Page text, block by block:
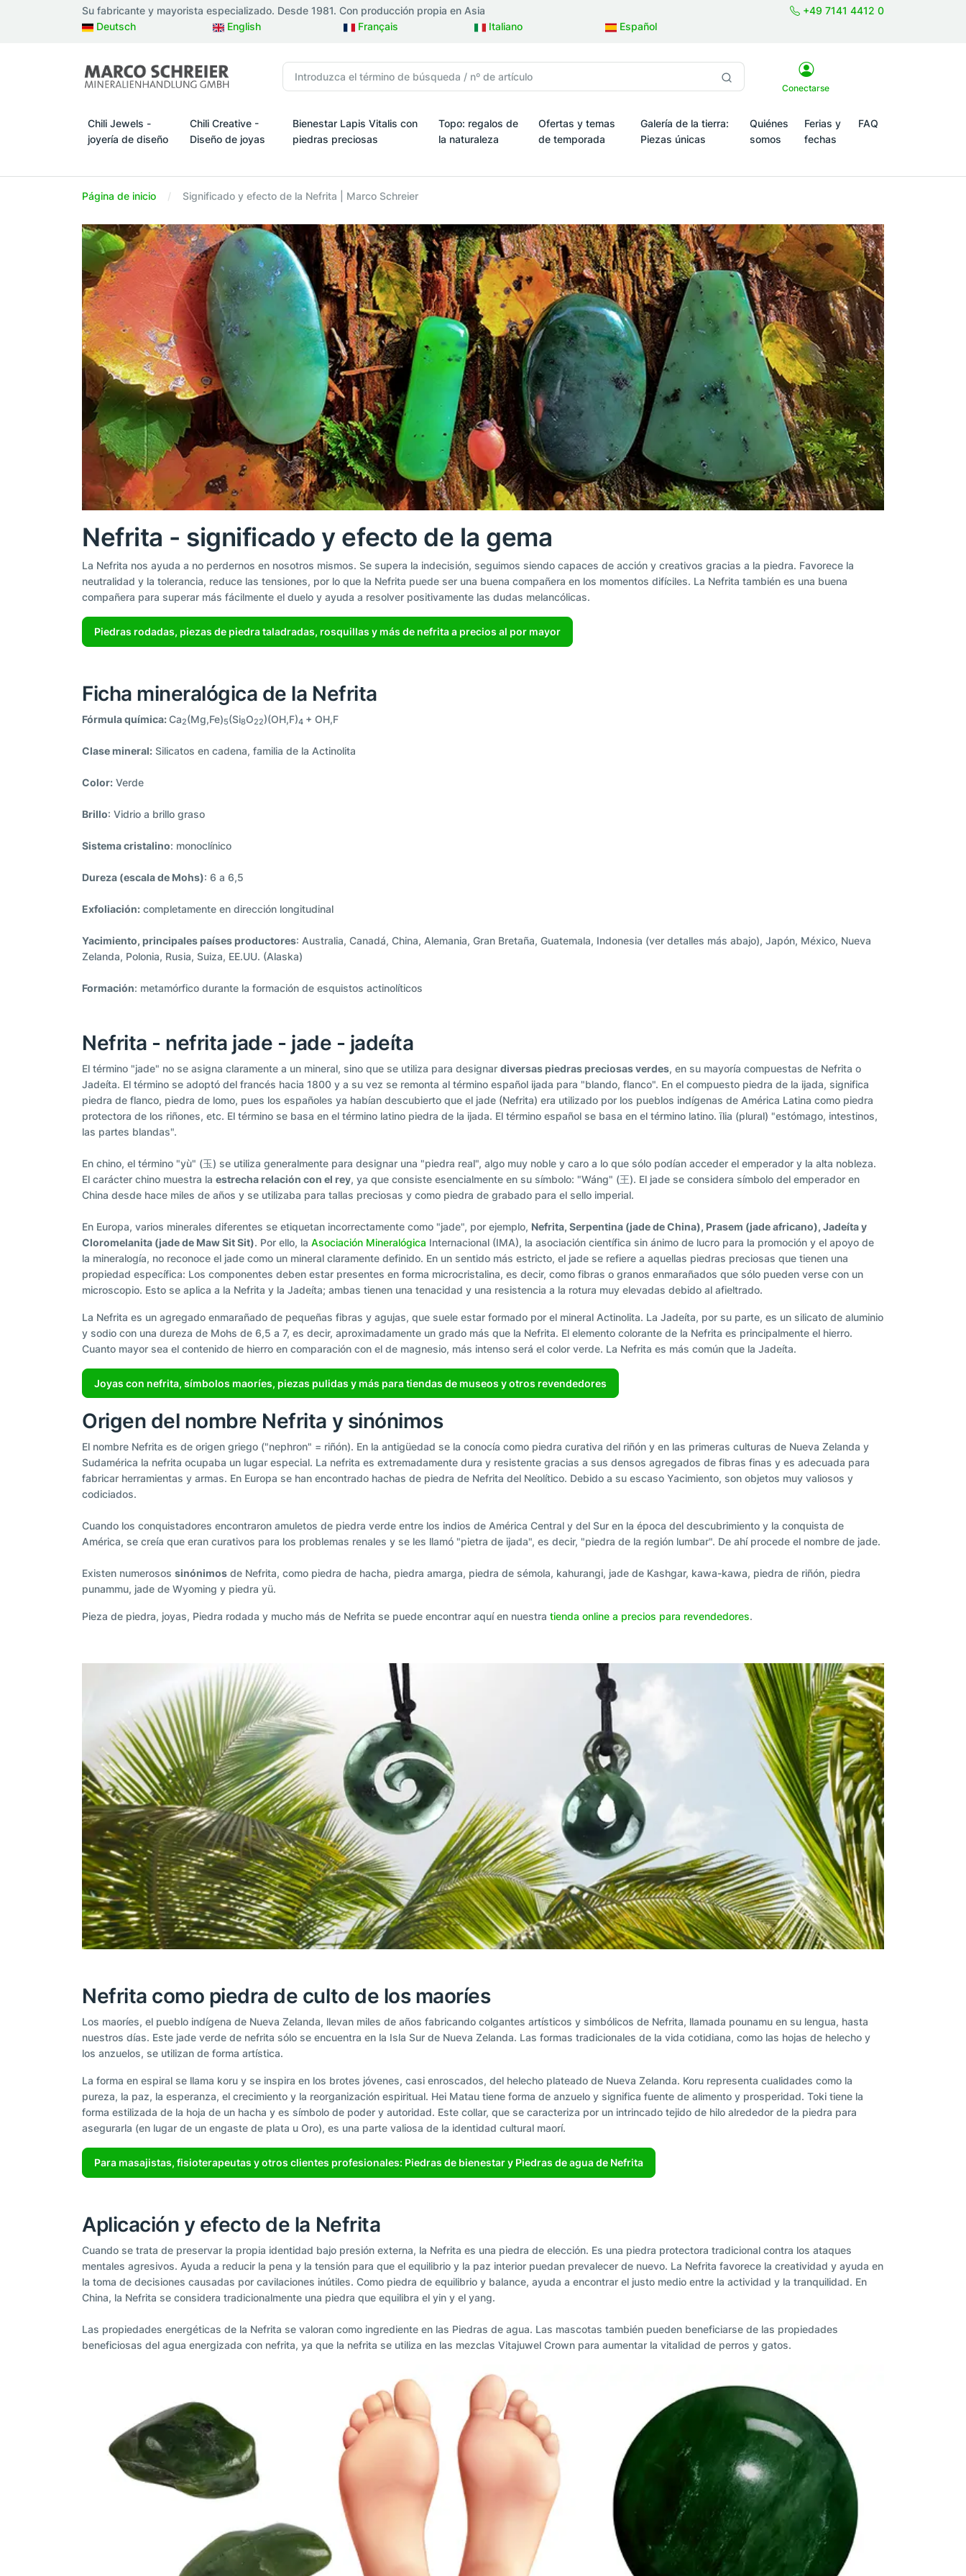
Su fabricante y mayorista especializado. Desde 1981. Con producción propia en Asia
+49 7141 4412 0
Deutsch
English Français Italiano Español
Conectarse
Chili Jewels -
joyería de diseño
Chili Creative -
Diseño de joyas
Bienestar Lapis Vitalis con
piedras preciosas
Topo: regalos de
la naturaleza
Ofertas y temas
de temporada
Galería de la tierra:
Piezas únicas
Quiénes
somos
Ferias y
fechas
FAQ
Página de inicio Significado y efecto de la Nefrita | Marco Schreier
Nefrita - significado y efecto de la gema
La Nefrita nos ayuda a no perdernos en nosotros mismos. Se supera la indecisión, seguimos siendo capaces de acción y creativos gracias a la piedra. Favorece la
neutralidad y la tolerancia, reduce las tensiones, por lo que la Nefrita puede ser una buena compañera en los momentos difíciles. La Nefrita también es una buena
compañera para superar más fácilmente el duelo y ayuda a resolver positivamente las dudas melancólicas.
Piedras rodadas, piezas de piedra taladradas, rosquillas y más de nefrita a precios al por mayor
Ficha mineralógica de la Nefrita
Fórmula química:Ca2(Mg,Fe)5(Si8O22)(OH,F)4 + OH,F
Clase mineral: Silicatos en cadena, familia de la Actinolita
Color: Verde
Brillo: Vidrio a brillo graso
Sistema cristalino: monoclínico
Dureza (escala de Mohs): 6 a 6,5
Exfoliación: completamente en dirección longitudinal
Yacimiento, principales países productores: Australia, Canadá, China, Alemania, Gran Bretaña, Guatemala, Indonesia (ver detalles más abajo), Japón, México, Nueva
Zelanda, Polonia, Rusia, Suiza, EE.UU. (Alaska)
Formación: metamórfico durante la formación de esquistos actinolíticos
Nefrita - nefrita jade - jade - jadeíta
El término "jade" no se asigna claramente a un mineral, sino que se utiliza para designar diversas piedras preciosas verdes, en su mayoría compuestas de Nefrita o
Jadeíta. El término se adoptó del francés hacia 1800 y a su vez se remonta al término español ijada para "blando, flanco". En el compuesto piedra de la ijada, significa
piedra de flanco, piedra de lomo, pues los españoles ya habían descubierto que el jade (Nefrita) era utilizado por los pueblos indígenas de América Latina como piedra
protectora de los riñones, etc. El término se basa en el término latino piedra de la ijada. El término español se basa en el término latino. īlia (plural) "estómago, intestinos,
las partes blandas".
En chino, el término "yù" (玉) se utiliza generalmente para designar una "piedra real", algo muy noble y caro a lo que sólo podían acceder el emperador y la alta nobleza.
El carácter chino muestra la estrecha relación con el rey, ya que consiste esencialmente en su símbolo: "Wáng" (王). El jade se considera símbolo del emperador en
China desde hace miles de años y se utilizaba para tallas preciosas y como piedra de grabado para el sello imperial.
En Europa, varios minerales diferentes se etiquetan incorrectamente como "jade", por ejemplo, Nefrita, Serpentina (jade de China), Prasem (jade africano), Jadeíta y
Cloromelanita (jade de Maw Sit Sit). Por ello, la Asociación Mineralógica Internacional (IMA), la asociación científica sin ánimo de lucro para la promoción y el apoyo de
la mineralogía, no reconoce el jade como un mineral claramente definido. En un sentido más estricto, el jade se refiere a aquellas piedras preciosas que tienen una
propiedad específica: Los componentes deben estar presentes en forma microcristalina, es decir, como fibras o granos enmarañados que sólo pueden verse con un
microscopio. Esto se aplica a la Nefrita y la Jadeíta; ambas tienen una tenacidad y una resistencia a la rotura muy elevadas debido al afieltrado.
La Nefrita es un agregado enmarañado de pequeñas fibras y agujas, que suele estar formado por el mineral Actinolita. La Jadeíta, por su parte, es un silicato de aluminio
y sodio con una dureza de Mohs de 6,5 a 7, es decir, aproximadamente un grado más que la Nefrita. El elemento colorante de la Nefrita es principalmente el hierro.
Cuanto mayor sea el contenido de hierro en comparación con el de magnesio, más intenso será el color verde. La Nefrita es más común que la Jadeíta.
Joyas con nefrita, símbolos maoríes, piezas pulidas y más para tiendas de museos y otros revendedores
Origen del nombre Nefrita y sinónimos
El nombre Nefrita es de origen griego ("nephron" = riñón). En la antigüedad se la conocía como piedra curativa del riñón y en las primeras culturas de Nueva Zelanda y
Sudamérica la nefrita ocupaba un lugar especial. La nefrita es extremadamente dura y resistente gracias a sus densos agregados de fibras finas y es adecuada para
fabricar herramientas y armas. En Europa se han encontrado hachas de piedra de Nefrita del Neolítico. Debido a su escaso Yacimiento, son objetos muy valiosos y
codiciados.
Cuando los conquistadores encontraron amuletos de piedra verde entre los indios de América Central y del Sur en la época del descubrimiento y la conquista de
América, se creía que eran curativos para los problemas renales y se les llamó "pietra de ijada", es decir, "piedra de la región lumbar". De ahí procede el nombre de jade.
Existen numerosos sinónimos de Nefrita, como piedra de hacha, piedra amarga, piedra de sémola, kahurangi, jade de Kashgar, kawa-kawa, piedra de riñón, piedra
punammu, jade de Wyoming y piedra yü.
Pieza de piedra, joyas, Piedra rodada y mucho más de Nefrita se puede encontrar aquí en nuestra tienda online a precios para revendedores.
Nefrita como piedra de culto de los maoríes
Los maoríes, el pueblo indígena de Nueva Zelanda, llevan miles de años fabricando colgantes artísticos y simbólicos de Nefrita, llamada pounamu en su lengua, hasta
nuestros días. Este jade verde de nefrita sólo se encuentra en la Isla Sur de Nueva Zelanda. Las formas tradicionales de la vida cotidiana, como las hojas de helecho y
los anzuelos, se utilizan de forma artística.
La forma en espiral se llama koru y se inspira en los brotes jóvenes, casi enroscados, del helecho plateado de Nueva Zelanda. Koru representa cualidades como la
pureza, la paz, la esperanza, el crecimiento y la reorganización espiritual. Hei Matau tiene forma de anzuelo y significa fuente de alimento y prosperidad. Toki tiene la
forma estilizada de la hoja de un hacha y es símbolo de poder y autoridad. Este collar, que se caracteriza por un intrincado tejido de hilo alrededor de la piedra para
asegurarla (en lugar de un engaste de plata u Oro), es una parte valiosa de la identidad cultural maorí.
Para masajistas, fisioterapeutas y otros clientes profesionales: Piedras de bienestar y Piedras de agua de Nefrita
Aplicación y efecto de la Nefrita
Cuando se trata de preservar la propia identidad bajo presión externa, la Nefrita es una piedra de elección. Es una piedra protectora tradicional contra los ataques
mentales agresivos. Ayuda a reducir la pena y la tensión para que el equilibrio y la paz interior puedan prevalecer de nuevo. La Nefrita favorece la creatividad y ayuda en
la toma de decisiones causadas por cavilaciones inútiles. Como piedra de equilibrio y balance, ayuda a encontrar el justo medio entre la actividad y la tranquilidad. En
China, la Nefrita se considera tradicionalmente una piedra que equilibra el yin y el yang.
Las propiedades energéticas de la Nefrita se valoran como ingrediente en las Piedras de agua. Las mascotas también pueden beneficiarse de las propiedades
beneficiosas del agua energizada con nefrita, ya que la nefrita se utiliza en las mezclas Vitajuwel Crown para aumentar la vitalidad de perros y gatos.